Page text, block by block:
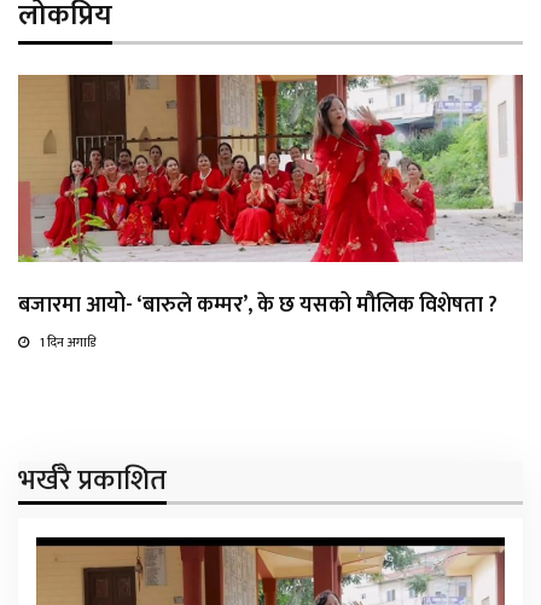
लोकप्रिय
बजारमा आयो- ‘बारुले कम्मर’, के छ यसको मौलिक विशेषता ?
1 दिन अगाडि
भर्खरै प्रकाशित